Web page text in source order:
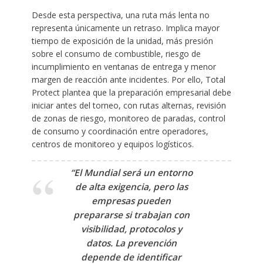
Desde esta perspectiva, una ruta más lenta no
representa únicamente un retraso. Implica mayor
tiempo de exposición de la unidad, más presión
sobre el consumo de combustible, riesgo de
incumplimiento en ventanas de entrega y menor
margen de reacción ante incidentes. Por ello, Total
Protect plantea que la preparación empresarial debe
iniciar antes del torneo, con rutas alternas, revisión
de zonas de riesgo, monitoreo de paradas, control
de consumo y coordinación entre operadores,
centros de monitoreo y equipos logísticos.
“El Mundial será un entorno
de alta exigencia, pero las
empresas pueden
prepararse si trabajan con
visibilidad, protocolos y
datos. La prevención
depende de identificar